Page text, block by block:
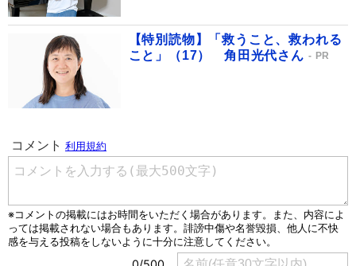
【特別読物】「救うこと、救われる
こと」（17） 角田光代さん
PR